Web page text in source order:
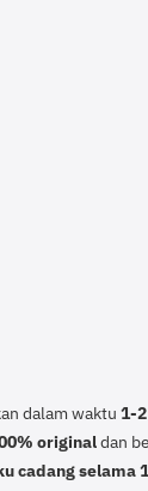
dalam waktu 1-
originaldan
cadang selama